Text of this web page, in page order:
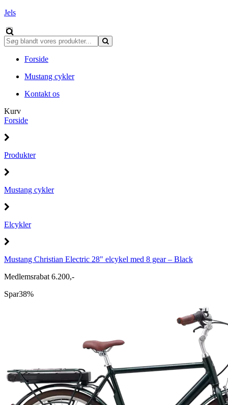
Jels
Forside
Mustang cykler
Kontakt os
Kurv
Forside
Produkter
Mustang cykler
Elcykler
Mustang Christian Electric 28" elcykel med 8 gear – Black
Medlemsrabat 6.200,-
Spar38%